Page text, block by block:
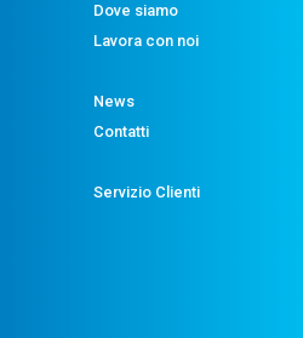
Dove siamo
Lavora con noi
News
Contatti
Servizio Clienti